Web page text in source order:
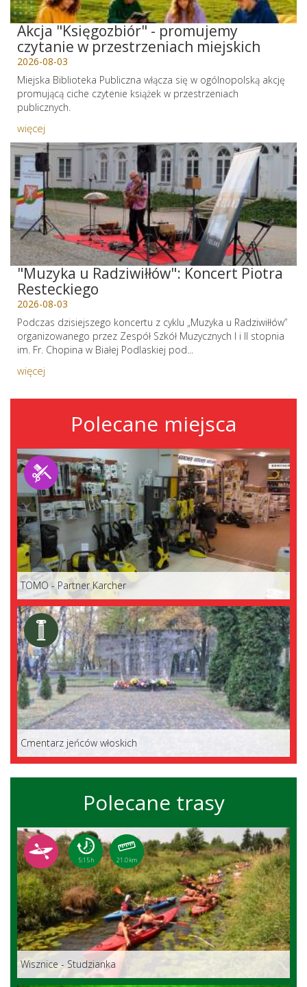
Akcja "Księgozbiór" - promujemy
czytanie w przestrzeniach miejskich
2026-08-03
Miejska Biblioteka Publiczna włącza się w ogólnopolską akcję
promującą ciche czytenie książek w przestrzeniach
publicznych.
więcej
"Muzyka u Radziwiłłów": Koncert Piotra
Resteckiego
2026-08-03
Podczas dzisiejszego koncertu z cyklu „Muzyka u Radziwiłłów”
organizowanego przez Zespół Szkół Muzycznych I i II stopnia
im. Fr. Chopina w Białej Podlaskiej pod...
więcej
Polecane miejsca
TOMO - Partner Karcher
Cmentarz jeńców włoskich
Polecane trasy
5:15 h 21.0 km
Wisznice - Studzianka